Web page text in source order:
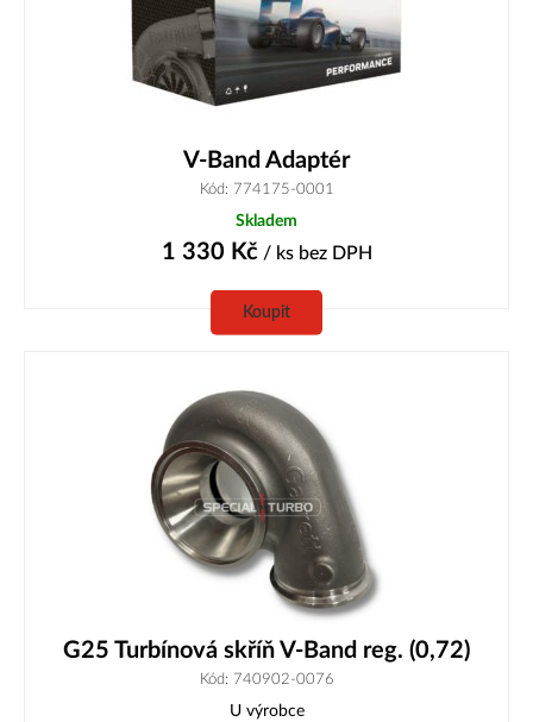
V-Band Adaptér
Kód: 774175-0001
Skladem
1 330 Kč/ ks bez DPH
Koupit
G25 Turbínová skříň V-Band reg. (0,72)
Kód: 740902-0076
U výrobce